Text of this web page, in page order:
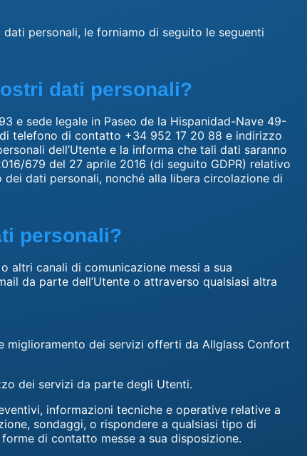
personali, le forniamo di seguito le seguenti
dati personali?
e sede legale in Paseo de la Hispanidad-Nave 49-
di telefono di contatto +34 952 17 20 88 e indirizzo
dell’Utente e la informa che tali dati saranno
679 del 27 aprile 2016 (di seguito GDPR) relativo
dati personali, nonché alla libera circolazione di
personali?
altri canali di comunicazione messi a sua
da parte dell’Utente o attraverso qualsiasi altra
miglioramento dei servizi offerti da Allglass Confort
dei servizi da parte degli Utenti.
informazioni tecniche e operative relative a
sondaggi, o rispondere a qualsiasi tipo di
di contatto messe a sua disposizione.